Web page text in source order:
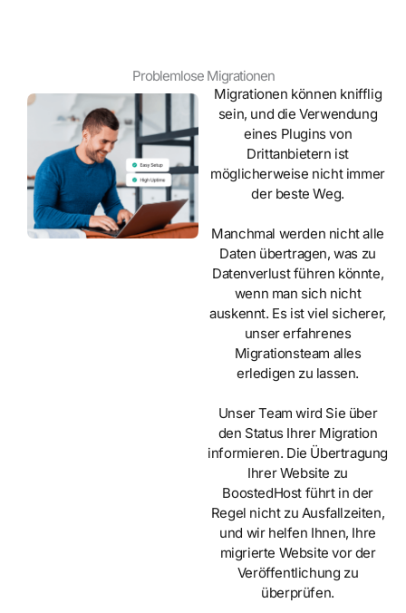
Problemlose Migrationen
Migrationen können knifflig
sein, und die Verwendung
eines Plugins von
Drittanbietern ist
möglicherweise nicht immer
der beste Weg.
Manchmal werden nicht alle
Daten übertragen, was zu
Datenverlust führen könnte,
wenn man sich nicht
auskennt. Es ist viel sicherer,
unser erfahrenes
Migrationsteam alles
erledigen zu lassen.
Unser Team wird Sie über
den Status Ihrer Migration
informieren. Die Übertragung
Ihrer Website zu
BoostedHost führt in der
Regel nicht zu Ausfallzeiten,
und wir helfen Ihnen, Ihre
migrierte Website vor der
Veröffentlichung zu
überprüfen.